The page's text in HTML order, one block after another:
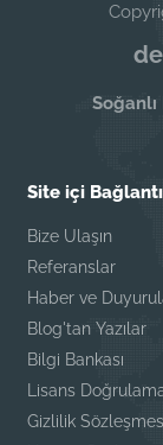
Site içi
Bize Ulaşın
Referanslar
Haber ve
Blog'tan Yazılar
Bilgi Bankası
Lisans
Gizlilik